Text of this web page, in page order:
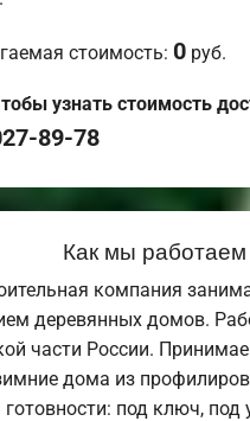
стоимость: 0 руб.
узнать стоимость
89-78
Как мы работаем
компания
деревянных домов.
части России.
дома из
под ключ, под